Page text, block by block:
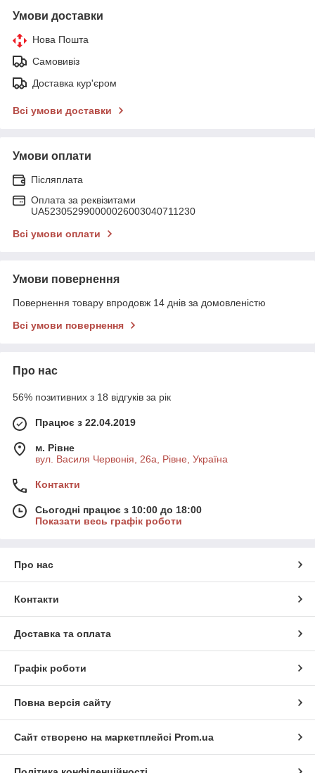
Умови доставки
Нова Пошта
Самовивіз
Доставка кур'єром
Всі умови доставки
Умови оплати
Післяплата
Оплата за реквізитами
UA523052990000026003040711230
Всі умови оплати
Умови повернення
Повернення товару впродовж 14 днів за домовленістю
Всі умови повернення
Про нас
56% позитивних з 18 відгуків за рік
Працює з 22.04.2019
м. Рівне
вул. Василя Червонія, 26а, Рівне, Україна
Контакти
Сьогодні працює з 10:00 до 18:00
Показати весь графік роботи
Про нас
Контакти
Доставка та оплата
Графік роботи
Повна версія сайту
Сайт створено на маркетплейсі Prom.ua